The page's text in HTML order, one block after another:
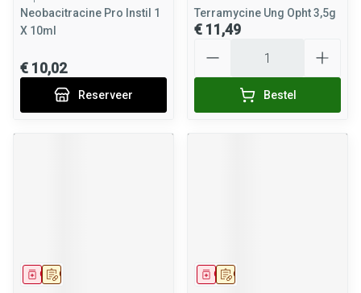
Neobacitracine Pro Instil 1
X 10ml
€ 10,02
Reserveer
Terramycine Ung Opht 3,5g
€ 11,49
Bestel
Op voorschrift
Geneesmiddel Op voorschrift
Geneesmiddel